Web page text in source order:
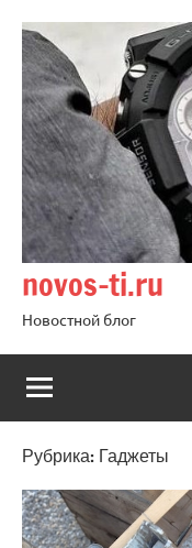
содержимому
novos-ti.ru
Новостной блог
Рубрика: Гаджеты